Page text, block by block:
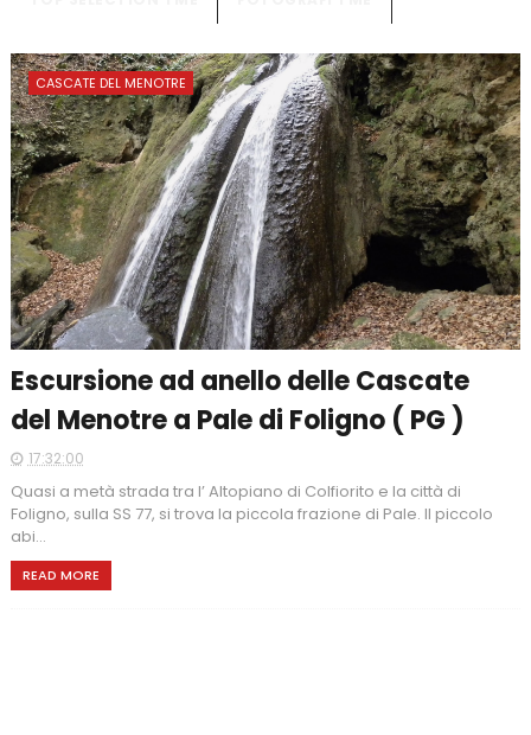
CASCATE DEL MENOTRE
Escursione ad anello delle Cascate
del Menotre a Pale di Foligno ( PG )
17:32:00
Quasi a metà strada tra l’ Altopiano di Colfiorito e la città di
Foligno, sulla SS 77, si trova la piccola frazione di Pale. Il piccolo
abi...
READ MORE